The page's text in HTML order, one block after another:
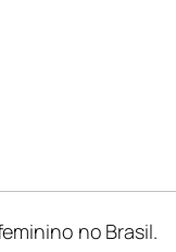
no Brasil.